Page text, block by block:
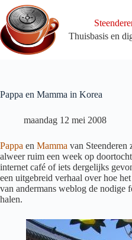
naar
de
inhoud
Thuisbasis en
Pappa en Mamma in Korea
maandag 12 mei 2008
Pappa en Mamma van
alweer ruim een week op
internet café of iets dergelijks
een uitgebreid verhaal over hoe
van andermans weblog de nodige
halen.